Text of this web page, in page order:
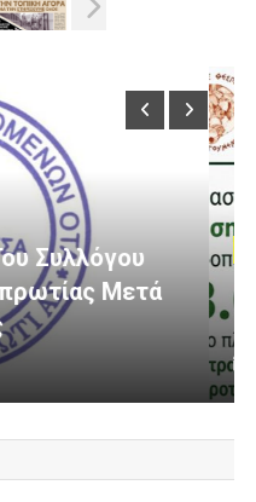
Για Αγροτική
Ηγουμενίτσας